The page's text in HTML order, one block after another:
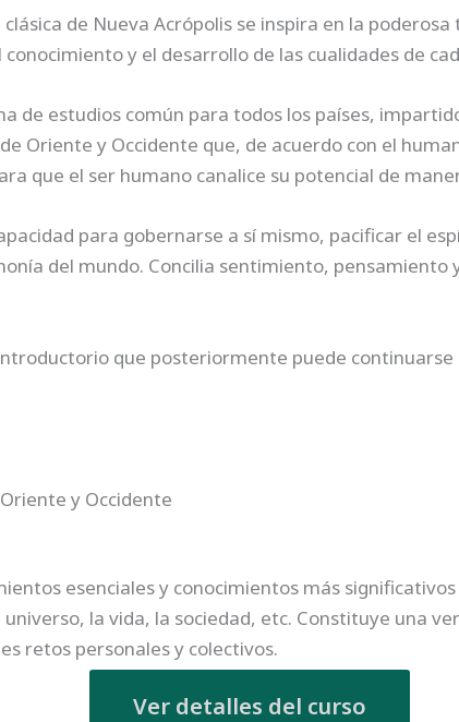
clásica de Nueva Acrópolis se inspira en la
y el desarrollo de las cualidades de
de estudios común para todos los países,
Oriente y Occidente que, de acuerdo con el
que el ser humano canalice su potencial de
para gobernarse a sí mismo, pacificar el
del mundo. Concilia sentimiento, pensamiento
que posteriormente puede
y Occidente
esenciales y conocimientos más
la vida, la sociedad, etc. Constituye una
retos personales y colectivos.
Ver detalles del curso